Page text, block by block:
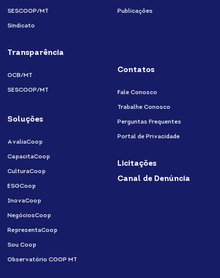
SESCOOP/MT
Sindicato
Transparência
OCB/MT
SESCOOP/MT
Soluções
AvaliaCoop
CapacitaCoop
CulturaCoop
ESGCoop
InovaCoop
NegóciosCoop
RepresentaCoop
Sou Coop
Observatório COOP MT
Publicações
Contatos
Fale Conosco
Trabalhe Conosco
Perguntas Frequentes
Portal de Privacidade
Licitações
Canal de Denúncia